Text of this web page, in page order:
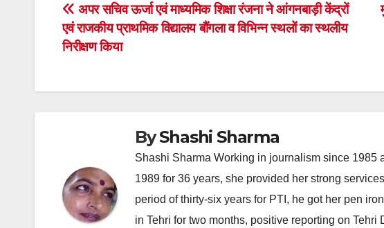
Post
navigation
अपर सचिव ऊर्जा एवं माध्यमिक शिक्षा रंजना ने आंगनबाड़ी केंद्रों
एवं राजकीय प्राथमिक विद्यालय बौंगला व विभिन्न स्थलों का स्थलीय
निरीक्षण किया
ByShashi Sharma
Shashi Sharma Working in journalism since 1985
1989 for 36 years, she provided her strong
period of thirty-six years for PTI, he got her pen
in Tehri for two months, positive reporting on